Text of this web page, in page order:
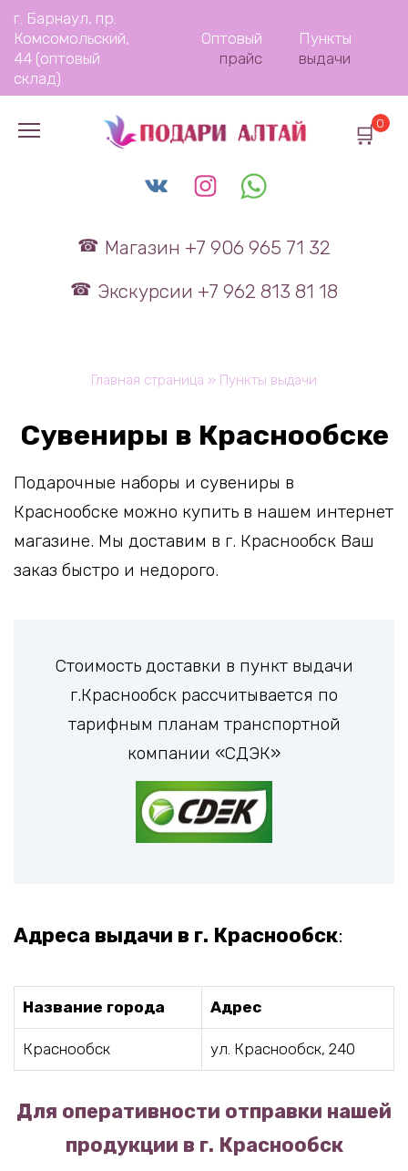
Перейти
содержанию
г. Барнаул, пр.
Комсомольский,
44 (оптовый
склад)
Оптовый
прайс
Пункты
выдачи
Магазин +7 906 965 71 32
Экскурсии +7 962 813 81 18
0
Главная страница » Пункты выдачи
Сувениры в Краснообске
Подарочные наборы и сувениры в
Краснообске можно купить в нашем интернет
магазине. Мы доставим в г. Краснообск Ваш
заказ быстро и недорого.
Стоимость доставки в пункт выдачи
г.Краснообск рассчитывается по
тарифным планам транспортной
компании «СДЭК»
Адреса выдачи в г. Краснообск:
Название города Адрес
Краснообск ул. Краснообск, 240
Для оперативности отправки нашей
продукции в г. Краснообск